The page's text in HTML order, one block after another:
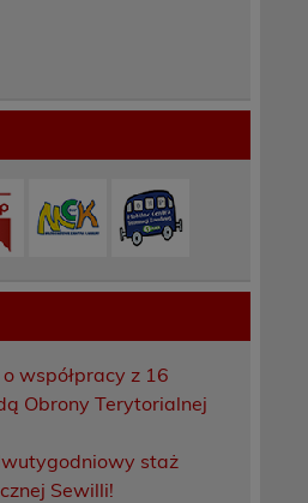
o współpracy z 16
Obrony Terytorialnej
staż
Sewilli!